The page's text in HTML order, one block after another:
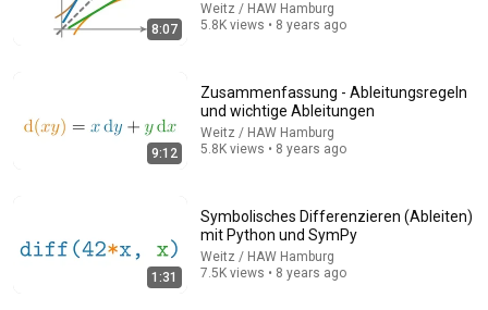
Ein Student wollte Wikipedias Umkehrregel beweisen,
aber hat stattdessen ein Gegenbeispiel gefunden!
8:07
Weitz / HAW Hamburg
5.8K views • 8 years ago
9:12
Zusammenfassung - Ableitungsregeln
und wichtige Ableitungen
Weitz / HAW Hamburg
5.8K views • 8 years ago
1:31
Symbolisches Differenzieren (Ableiten)
mit Python und SymPy
Weitz / HAW Hamburg
7.5K views • 8 years ago